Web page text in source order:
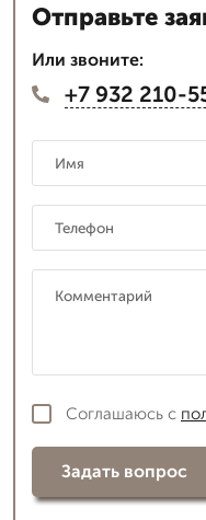
Отправьте
Или звоните:
+7 932 210-
Соглашаюсь с
Задать вопрос